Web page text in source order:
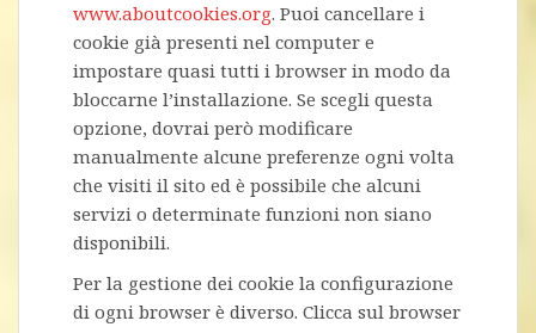
www.aboutcookies.org. Puoi cancellare i
cookie già presenti nel computer e
impostare quasi tutti i browser in modo da
bloccarne l’installazione. Se scegli questa
opzione, dovrai però modificare
manualmente alcune preferenze ogni volta
che visiti il sito ed è possibile che alcuni
servizi o determinate funzioni non siano
disponibili.
Per la gestione dei cookie la configurazione
di ogni browser è diverso. Clicca sul browser